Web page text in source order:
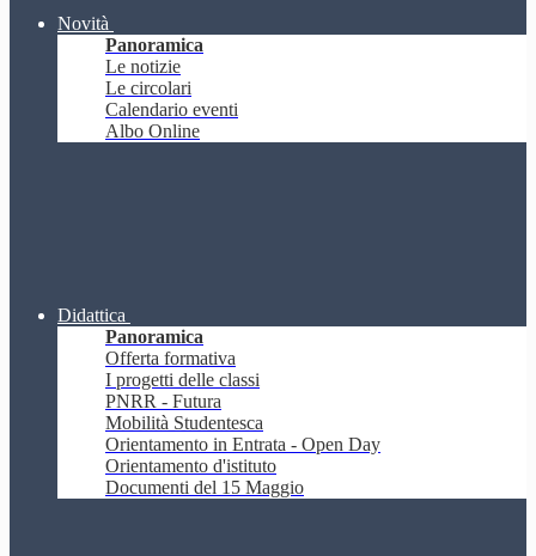
Novità
Panoramica
Le notizie
Le circolari
Calendario eventi
Albo Online
Didattica
Panoramica
Offerta formativa
I progetti delle classi
PNRR - Futura
Mobilità Studentesca
Orientamento in Entrata - Open Day
Orientamento d'istituto
Documenti del 15 Maggio